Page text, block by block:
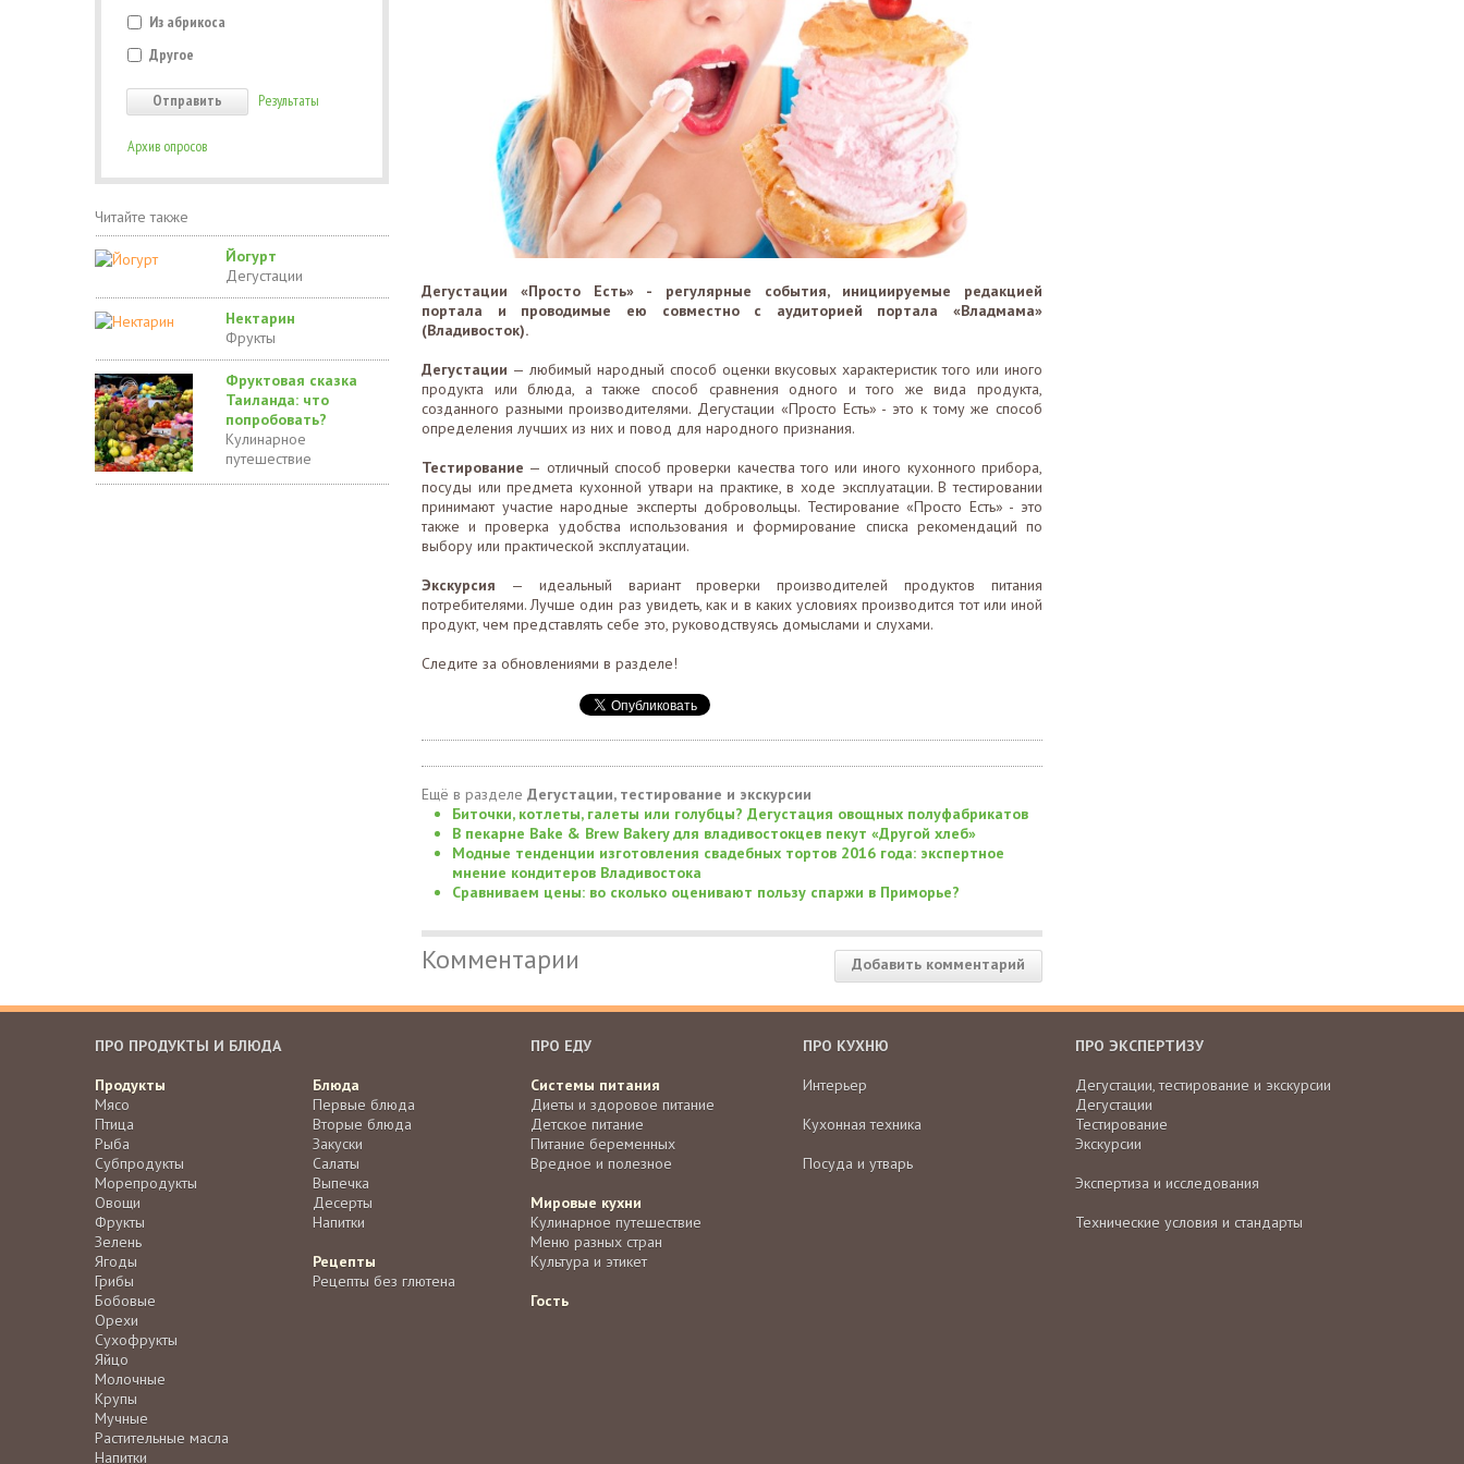
Из абрикоса
Другое
Результаты
Архив опросов
Читайте также
Йогурт
Дегустации
Нектарин
Фрукты
Фруктовая сказка
Таиланда: что
попробовать?
Кулинарное
путешествие
Дегустации «Просто Есть» - регулярные события, инициируемые редакцией
портала и проводимые ею совместно с аудиторией портала «Владмама»
(Владивосток).
Дегустации — любимый народный способ оценки вкусовых характеристик того или иного
продукта или блюда, а также способ сравнения одного и того же вида продукта,
созданного разными производителями. Дегустации «Просто Есть» - это к тому же способ
определения лучших из них и повод для народного признания.
Тестирование — отличный способ проверки качества того или иного кухонного прибора,
посуды или предмета кухонной утвари на практике, в ходе эксплуатации. В тестировании
принимают участие народные эксперты добровольцы. Тестирование «Просто Есть» - это
также и проверка удобства использования и формирование списка рекомендаций по
выбору или практической эксплуатации.
Экскурсия — идеальный вариант проверки производителей продуктов питания
потребителями. Лучше один раз увидеть, как и в каких условиях производится тот или иной
продукт, чем представлять себе это, руководствуясь домыслами и слухами.
Следите за обновлениями в разделе!
Ещё в разделе Дегустации, тестирование и экскурсии
Биточки, котлеты, галеты или голубцы? Дегустация овощных полуфабрикатов
В пекарне Bake & Brew Bakery для владивостокцев пекут «Другой хлеб»
Модные тенденции изготовления свадебных тортов 2016 года: экспертное
мнение кондитеров Владивостока
Сравниваем цены: во сколько оценивают пользу спаржи в Приморье?
Добавить комментарий
Комментарии
ПРО ПРОДУКТЫ И БЛЮДА
Продукты
Мясо
Птица
Рыба
Субпродукты
Морепродукты
Овощи
Фрукты
Зелень
Ягоды
Грибы
Бобовые
Орехи
Сухофрукты
Яйцо
Молочные
Крупы
Мучные
Растительные масла
Напитки
Блюда
Первые блюда
Вторые блюда
Закуски
Салаты
Выпечка
Десерты
Напитки
Рецепты
Рецепты без глютена
ПРО ЕДУ
Системы питания
Диеты и здоровое питание
Детское питание
Питание беременных
Вредное и полезное
Мировые кухни
Кулинарное путешествие
Меню разных стран
Культура и этикет
Гость
ПРО КУХНЮ
Интерьер
Кухонная техника
Посуда и утварь
ПРО ЭКСПЕРТИЗУ
Дегустации, тестирование и экскурсии
Дегустации
Тестирование
Экскурсии
Экспертиза и исследования
Технические условия и стандарты